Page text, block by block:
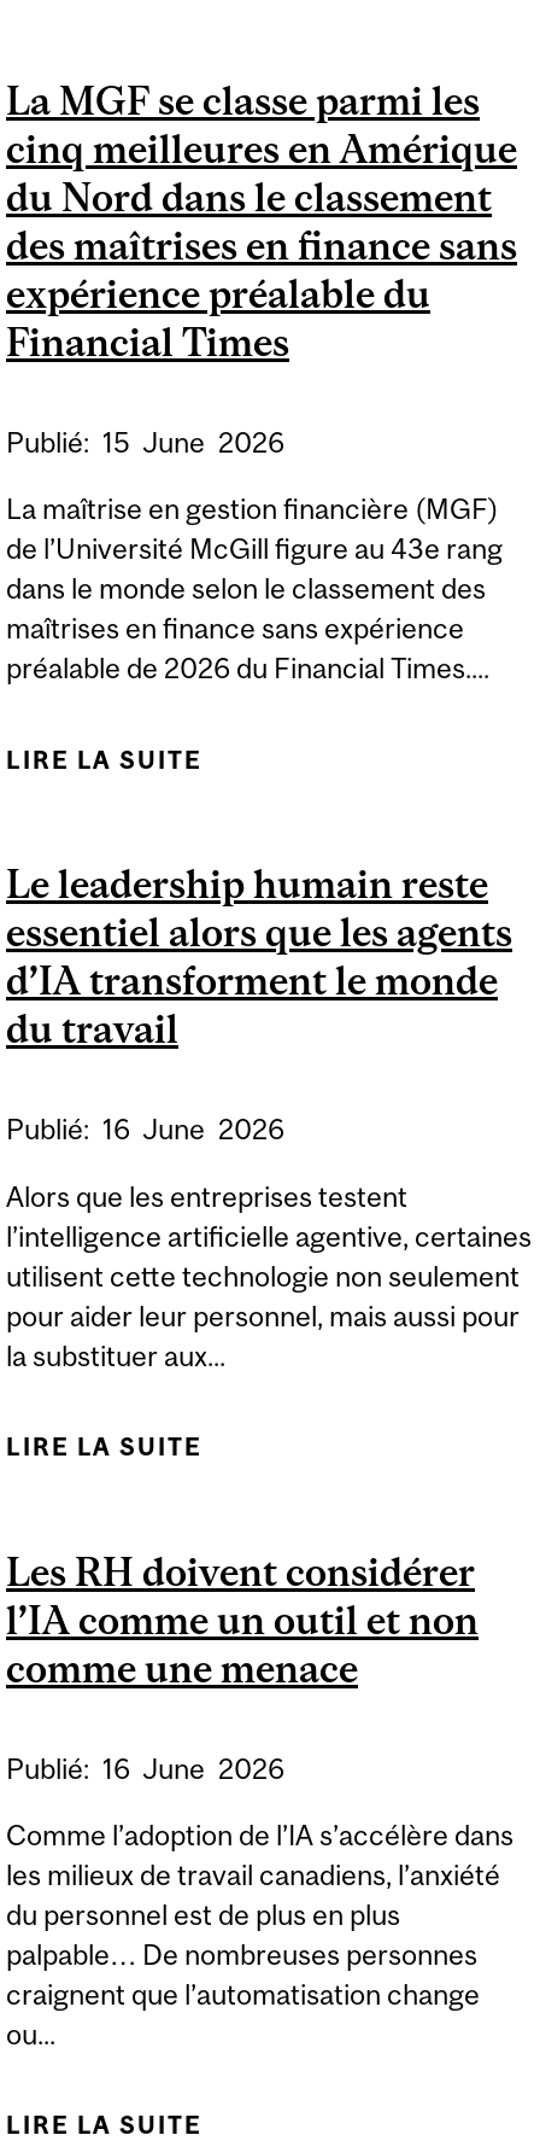
L’ÉVOLUTION DE LA
MAIN-D’ŒUVRE
CANADIENNE
La MGF se classe parmi les
cinq meilleures en Amérique
du Nord dans le classement
des maîtrises en finance sans
expérience préalable du
Financial Times
Publié: 15 June 2026
La maîtrise en gestion financière (MGF)
de l’Université McGill figure au 43e rang
dans le monde selon le classement des
maîtrises en finance sans expérience
préalable de 2026 du Financial Times....
LIRE LA SUITE
AMÉRIQUE DU NORD
DANS LE CLASSEMENT
DES MAÎTRISES EN
FINANCIAL TIMES
Le leadership humain reste
essentiel alors que les agents
d’IA transforment le monde
du travail
Publié: 16 June 2026
Alors que les entreprises testent
l’intelligence artificielle agentive, certaines
utilisent cette technologie non seulement
pour aider leur personnel, mais aussi pour
la substituer aux...
LIRE LA SUITE
LES AGENTS D’IA
TRANSFORMENT LE
MONDE DU TRAVAIL
Les RH doivent considérer
l’IA comme un outil et non
comme une menace
Publié: 16 June 2026
Comme l’adoption de l’IA s’accélère dans
les milieux de travail canadiens, l’anxiété
du personnel est de plus en plus
palpable… De nombreuses personnes
craignent que l’automatisation change
ou...
LIRE LA SUITE